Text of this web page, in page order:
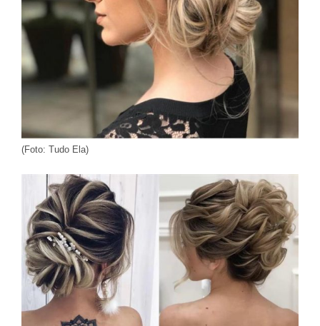
(Foto: Tudo Ela)